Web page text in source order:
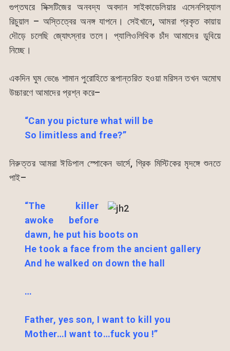
গুপ্তঘরে সিক্সটিজের অনবদ্য অবদান সাইকাডেলিয়ার এসেনশিয়্যাল
রিচুয়াল – অস্তিত্বের অনঙ্গ যাপনে। সেইখানে, আমরা প্রকৃত কায়ায়
দৌড়ে চলেছি জ্যোৎস্নার তলে। প্যালিওলিথিক চাঁদ আমাদের ডুবিয়ে
নিচ্ছে।
একদিন ঘুম ভেঙে শামান পুরোহিতে রূপান্তরিত হওয়া মরিসন তখন অমোঘ
উচ্চারণে আমাদের প্রশ্ন করে–
“Can you picture what will be
So limitless and free?”
নিরুত্তর আমরা ঈডিপাল স্পোকেন ভার্সে, গ্রিক মিস্টিকের মৃদঙ্গে শুনতে
পাই–
“The killer
awoke before
dawn, he put his boots on
He took a face from the ancient gallery
And he walked on down the hall
…
Father, yes son, I want to kill you
Mother…I want to…fuck you !”